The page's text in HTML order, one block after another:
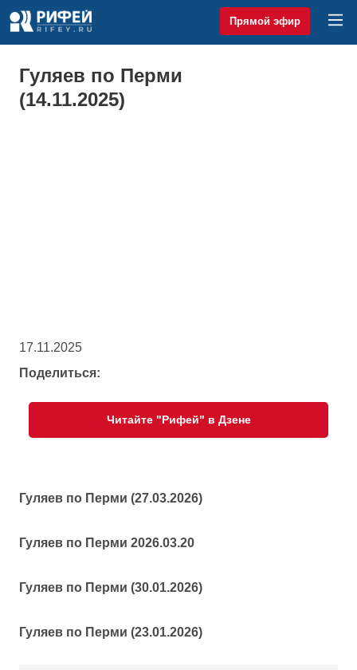
Прямой эфир
Гуляев по Перми
(14.11.2025)
17.11.2025
Поделиться:
Читайте "Рифей" в Дзене
Гуляев по Перми (27.03.2026)
Гуляев по Перми 2026.03.20
Гуляев по Перми (30.01.2026)
Гуляев по Перми (23.01.2026)